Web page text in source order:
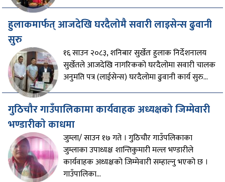
हुलाकमार्फत् आजदेखि घरदैलोमै सवारी लाइसेन्स ढुवानी
सुरु
१६ साउन २०८३, शनिबार सुर्खेतः हुलाक निर्देशनालय
सुर्खेतले आजदेखि नागरिकको घरदैलोमा सवारी चालक
अनुमति पत्र (लाईसेन्स) घरदैलोमा ढुवानी कार्य सुरु...
गुठिचौर गाउँपालिकामा कार्यवाहक अध्यक्षको जिम्मेवारी
भण्डारीकाे काधमा
जुम्ला/ साउन १७ गते । गुठिचौर गाउँपलिकाका
जुम्लाका उपाध्यक्ष शान्तिकुमारी मल्ल भण्डारीले
कार्यवाहक अध्यक्षको जिम्मेवारी सम्हाल्नु भएको छ ।
गाउँपालिका...